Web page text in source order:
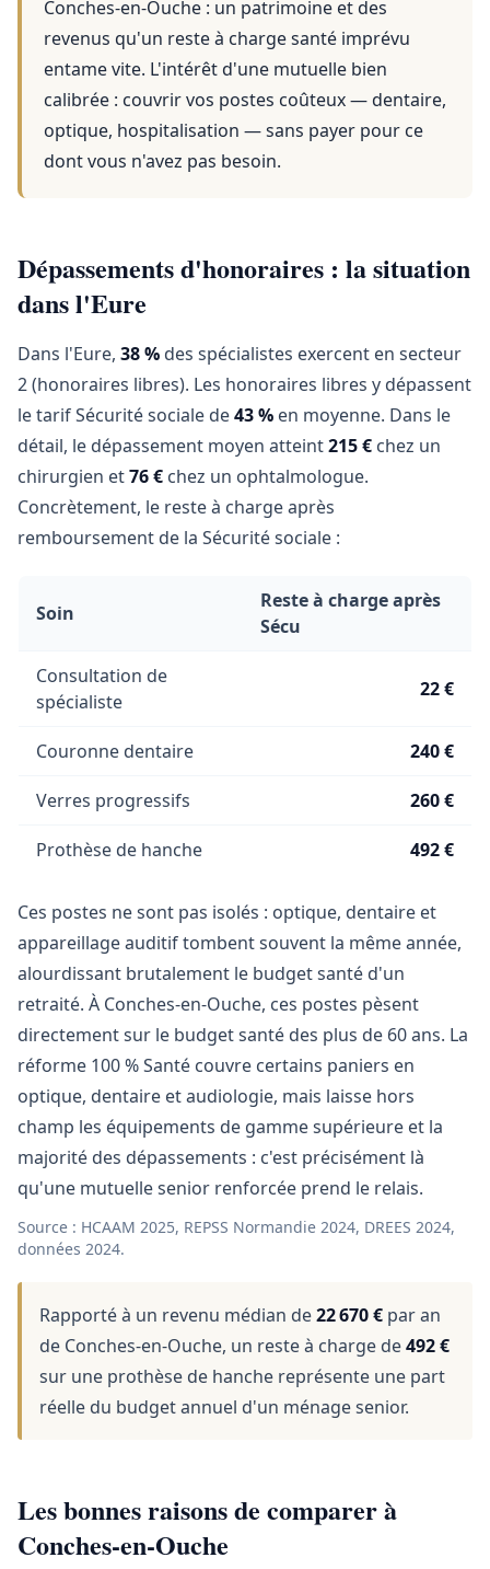
Conches-en-Ouche : un patrimoine et des
revenus qu'un reste à charge santé imprévu
entame vite. L'intérêt d'une mutuelle bien
calibrée : couvrir vos postes coûteux — dentaire,
optique, hospitalisation — sans payer pour ce
dont vous n'avez pas besoin.
Dépassements d'honoraires : la situation
dans l'Eure
Dans l'Eure, 38 % des spécialistes exercent en secteur
2 (honoraires libres). Les honoraires libres y dépassent
le tarif Sécurité sociale de43 % en moyenne. Dans le
détail, le dépassement moyen atteint215 € chez un
chirurgien et76 € chez un ophtalmologue.
Concrètement, le reste à charge après
remboursement de la Sécurité sociale :
Soin
Reste à charge après
Sécu
Consultation de
spécialiste
22 €
Couronne dentaire 240 €
Verres progressifs 260 €
Prothèse de hanche 492 €
Ces postes ne sont pas isolés : optique, dentaire et
appareillage auditif tombent souvent la même année,
alourdissant brutalement le budget santé d'un
retraité. À Conches-en-Ouche, ces postes pèsent
directement sur le budget santé des plus de 60 ans. La
réforme 100 % Santé couvre certains paniers en
optique, dentaire et audiologie, mais laisse hors
champ les équipements de gamme supérieure et la
majorité des dépassements : c'est précisément là
qu'une mutuelle senior renforcée prend le relais.
Source : HCAAM 2025, REPSS Normandie 2024, DREES 2024,
données 2024.
Rapporté à un revenu médian de22 670 € par an
de Conches-en-Ouche, un reste à charge de492 €
sur une prothèse de hanche représente une part
réelle du budget annuel d'un ménage senior.
Les bonnes raisons de comparer à
Conches-en-Ouche